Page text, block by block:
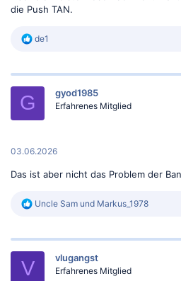
die Push TAN.
R
k
o
:
de1
G gyod1985
Erfahrenes Mitglied
03.06.2026
Das ist aber nicht das Problem der
R
k
i
Uncle Sam und Markus_1978
V vlugangst
Erfahrenes Mitglied